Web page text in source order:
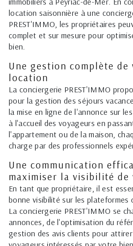
location saisonnière à une
PREST'IMMO, les propriétaires
complet et sur mesure pour
bien.
Une gestion complète de
location
La conciergerie PREST'IMMO
pour la gestion des séjours
la mise en ligne de l'annonce sur
à l'accueil des voyageurs en
l'appartement ou de la maison,
charge par des professionnels
Une communication
maximiser la visibilité de
En tant que propriétaire, il est
bonne visibilité sur les plateformes
La conciergerie PREST'IMMO se
annonces, de l'optimisation du
gestion des avis clients pour attirer